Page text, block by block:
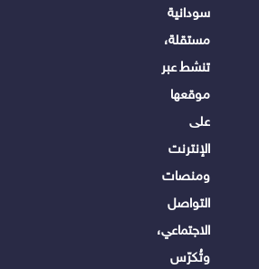
سودانية
مستقلة،
تنشط عبر
موقعها
على
الإنترنت
ومنصات
التواصل
الاجتماعي،
وتُكرّس